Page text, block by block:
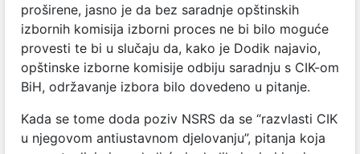
proširene, jasno je da bez saradnje opštinskih
izbornih komisija izborni proces ne bi bilo moguće
provesti te bi u slučaju da, kako je Dodik najavio,
opštinske izborne komisije odbiju saradnju s CIK-om
BiH, održavanje izbora bilo dovedeno u pitanje.
Kada se tome doda poziv NSRS da se “razvlasti CIK
u njegovom antiustavnom djelovanju”, pitanja koja